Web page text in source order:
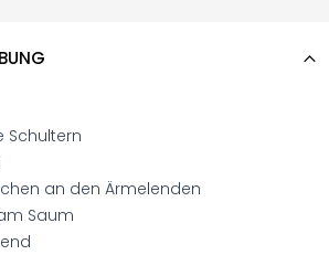
Schultern
an den Ärmelenden
Saum